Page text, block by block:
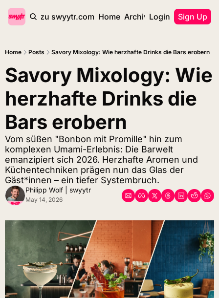
zurück zu swyytr.com Home Archive Tags
Login Sign Up
Home Posts Savory Mixology: Wie herzhafte Drinks die Bars erobern
Savory Mixology: Wie
herzhafte Drinks die
Bars erobern
Vom süßen "Bonbon mit Promille" hin zum
komplexen Umami-Erlebnis: Die Barwelt
emanzipiert sich 2026. Herzhafte Aromen und
Küchentechniken prägen nun das Glas der
Gäst*innen – ein tiefer Systembruch.
Philipp Wolf | swyytr
May 14, 2026